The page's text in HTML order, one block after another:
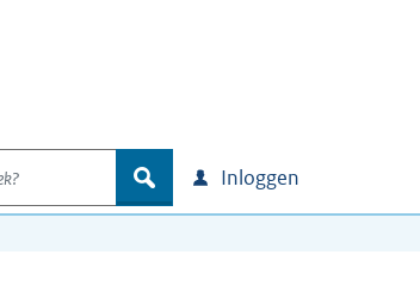
zoek Inloggen